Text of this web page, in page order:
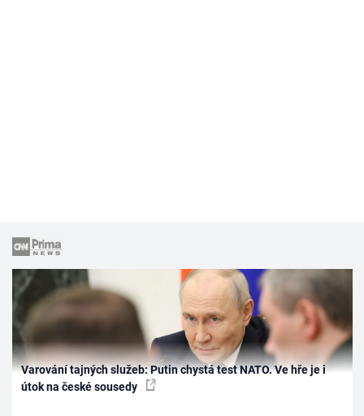
Varování tajných služeb: Putin chystá test NATO. Ve hře je i
útok na české sousedy